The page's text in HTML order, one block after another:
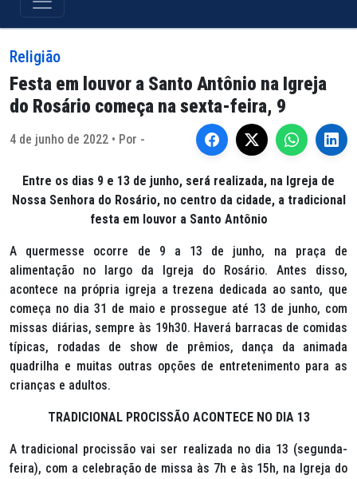
Religião
Festa em louvor a Santo Antônio na Igreja
do Rosário começa na sexta-feira, 9
4 de junho de 2022 • Por -
Entre os dias 9 e 13 de junho, será realizada, na Igreja de
Nossa Senhora do Rosário, no centro da cidade, a tradicional
festa em louvor a Santo Antônio
A quermesse ocorre de 9 a 13 de junho, na praça de
alimentação no largo da Igreja do Rosário. Antes disso,
acontece na própria igreja a trezena dedicada ao santo, que
começa no dia 31 de maio e prossegue até 13 de junho, com
missas diárias, sempre às 19h30. Haverá barracas de comidas
típicas, rodadas de show de prêmios, dança da animada
quadrilha e muitas outras opções de entretenimento para as
crianças e adultos.
TRADICIONAL PROCISSÃO ACONTECE NO DIA 13
A tradicional procissão vai ser realizada no dia 13 (segunda-
feira), com a celebração de missa às 7h e às 15h, na Igreja do